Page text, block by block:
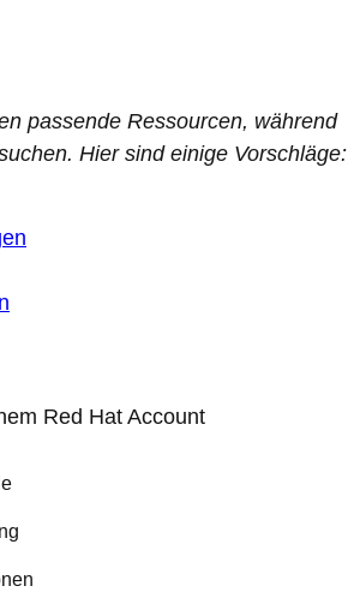
passende Ressourcen, während
Hier sind einige Vorschläge:
Red Hat Account